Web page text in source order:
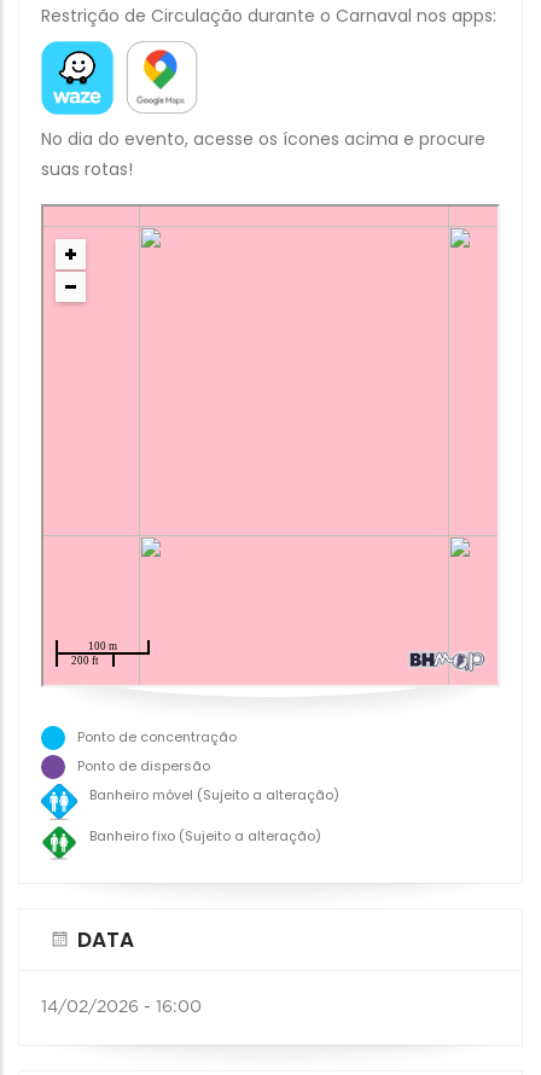
Restrição de Circulação durante o Carnaval nos apps:
No dia do evento, acesse os ícones acima e procure
suas rotas!
Ponto de concentração
Ponto de dispersão
Banheiro móvel (Sujeito a alteração)
Banheiro fixo (Sujeito a alteração)
DATA
14/02/2026 - 16:00